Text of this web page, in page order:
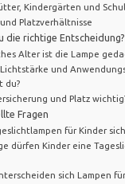
Kindergärten und
Platzverhältnisse
die richtige Entscheidung?
Alter ist die Lampe
und
du?
und Platz
Fragen
für Kinder
dürfen Kinder eine
sich Lampen